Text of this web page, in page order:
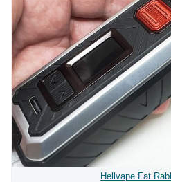
Hellvape Fat